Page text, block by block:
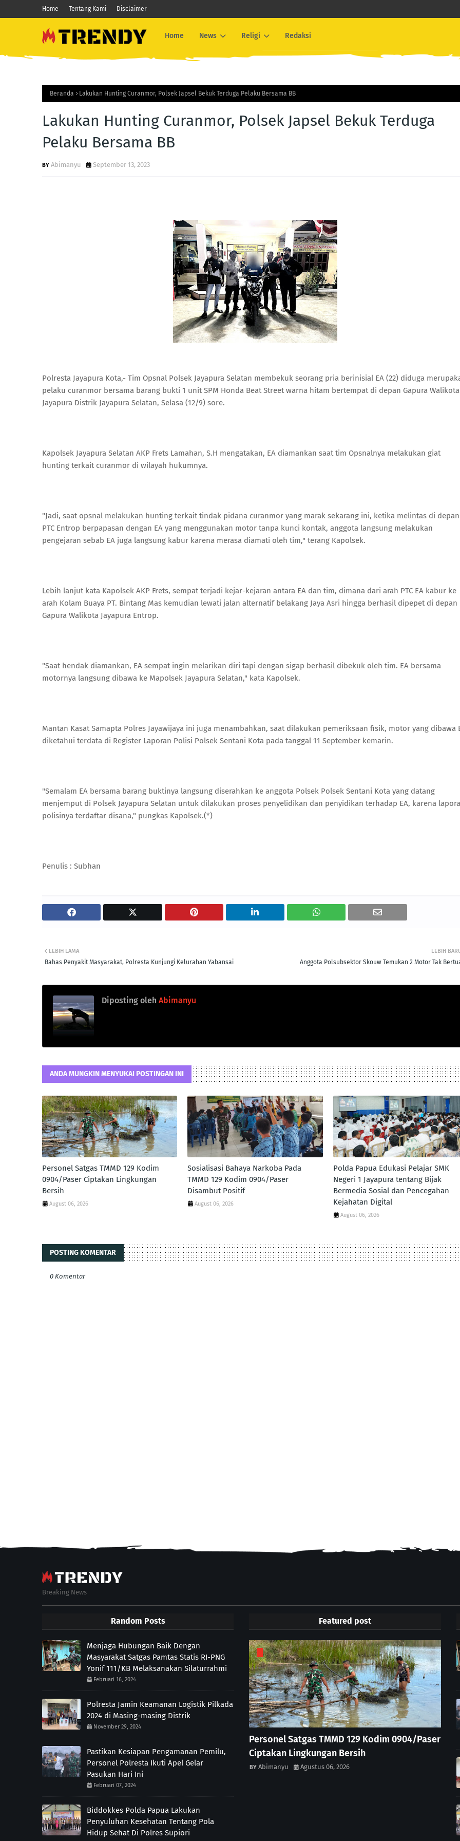
Home Tentang Kami Disclaimer
Home News Religi Redaksi
Beranda Lakukan Hunting Curanmor, Polsek Japsel Bekuk Terduga Pelaku Bersama BB
Lakukan Hunting Curanmor, Polsek Japsel Bekuk Terduga
Pelaku Bersama BB
Abimanyu September 13, 2023
Polresta Jayapura Kota,- Tim Opsnal Polsek Jayapura Selatan membekuk seorang pria berinisial EA (22) diduga
pelaku curanmor bersama barang bukti 1 unit SPM Honda Beat Street warna hitam bertempat di depan Gapura Walikota
Jayapura Distrik Jayapura Selatan, Selasa (12/9) sore.
Kapolsek Jayapura Selatan AKP Frets Lamahan, S.H mengatakan, EA diamankan saat tim Opsnalnya melakukan giat
hunting terkait curanmor di wilayah hukumnya.
"Jadi, saat opsnal melakukan hunting terkait tindak pidana curanmor yang marak sekarang ini, ketika melintas di depan
PTC Entrop berpapasan dengan EA yang menggunakan motor tanpa kunci kontak, anggota langsung melakukan
pengejaran sebab EA juga langsung kabur karena merasa diamati oleh tim," terang Kapolsek.
Lebih lanjut kata Kapolsek AKP Frets, sempat terjadi kejar-kejaran antara EA dan tim, dimana dari arah PTC EA kabur ke
arah Kolam Buaya PT. Bintang Mas kemudian lewati jalan alternatif belakang Jaya Asri hingga berhasil dipepet di depan
Gapura Walikota Jayapura Entrop.
"Saat hendak diamankan, EA sempat ingin melarikan diri tapi dengan sigap berhasil dibekuk oleh tim. EA bersama
motornya langsung dibawa ke Mapolsek Jayapura Selatan," kata Kapolsek.
Mantan Kasat Samapta Polres Jayawijaya ini juga menambahkan, saat dilakukan pemeriksaan fisik, motor yang dibawa
diketahui terdata di Register Laporan Polisi Polsek Sentani Kota pada tanggal 11 September kemarin.
"Semalam EA bersama barang buktinya langsung diserahkan ke anggota Polsek Polsek Sentani Kota yang datang
menjemput di Polsek Jayapura Selatan untuk dilakukan proses penyelidikan dan penyidikan terhadap EA, karena
polisinya terdaftar disana," pungkas Kapolsek.(*)
Penulis : Subhan
LEBIH
Anggota Polsubsektor Skouw Temukan 2 Motor Tak
LEBIH LAMA
Bahas Penyakit Masyarakat, Polresta Kunjungi Kelurahan Yabansai
Diposting oleh Abimanyu
ANDA MUNGKIN MENYUKAI POSTINGAN INI
Personel Satgas TMMD 129 Kodim
0904/Paser Ciptakan Lingkungan
Bersih
August 06, 2026
Sosialisasi Bahaya Narkoba Pada
TMMD 129 Kodim 0904/Paser
Disambut Positif
August 06, 2026
Polda Papua Edukasi Pelajar SMK
Negeri 1 Jayapura tentang Bijak
Bermedia Sosial dan Pencegahan
Kejahatan Digital
August 06, 2026
POSTING KOMENTAR
0 Komentar
Breaking News
Random Posts
Menjaga Hubungan Baik Dengan
Masyarakat Satgas Pamtas Statis RI-PNG
Yonif 111/KB Melaksanakan Silaturrahmi
Februari 16, 2024
Polresta Jamin Keamanan Logistik Pilkada
2024 di Masing-masing Distrik
November 29, 2024
Pastikan Kesiapan Pengamanan Pemilu,
Personel Polresta Ikuti Apel Gelar
Pasukan Hari Ini
Februari 07, 2024
Biddokkes Polda Papua Lakukan
Penyuluhan Kesehatan Tentang Pola
Hidup Sehat Di Polres Supiori
Featured post
Personel Satgas TMMD 129 Kodim 0904/Paser
Ciptakan Lingkungan Bersih
Abimanyu Agustus 06, 2026